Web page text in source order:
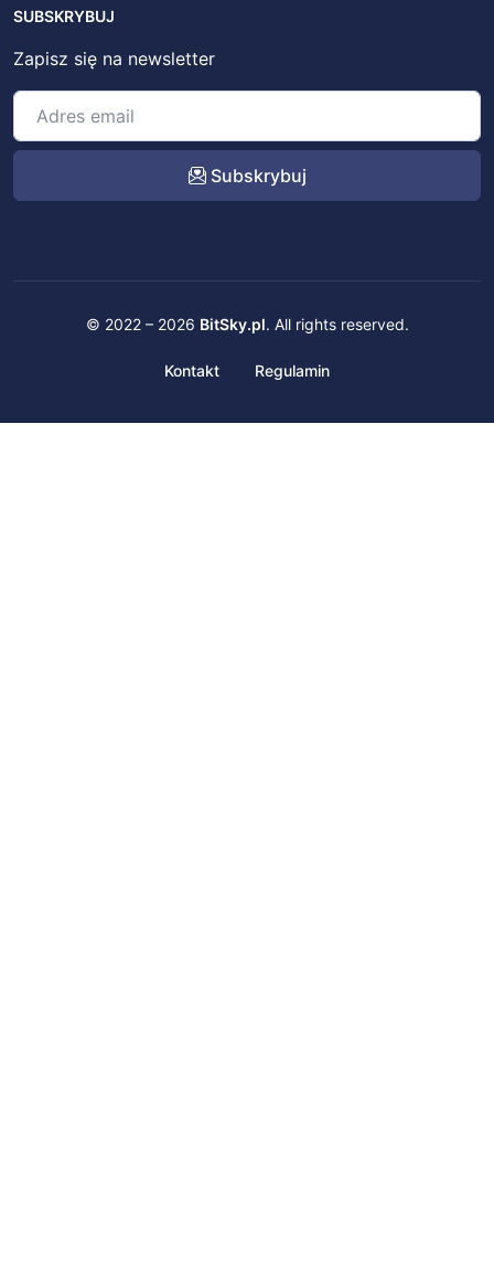
SUBSKRYBUJ
Zapisz się na newsletter
Subskrybuj
© 2022 – 2026 BitSky.pl. All rights reserved.
Kontakt Regulamin